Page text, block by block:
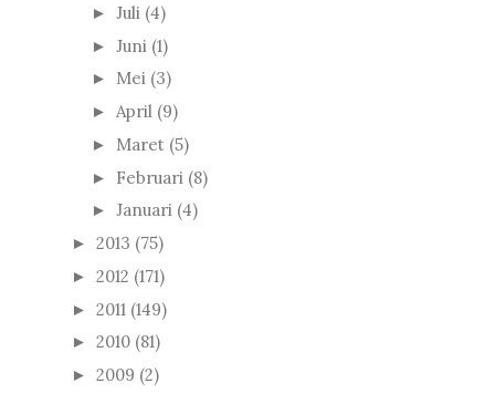
► Juli (4)
► Juni (1)
► Mei (3)
► April (9)
► Maret (5)
► Februari (8)
► Januari (4)
► 2013 (75)
► 2012 (171)
► 2011 (149)
► 2010 (81)
► 2009 (2)